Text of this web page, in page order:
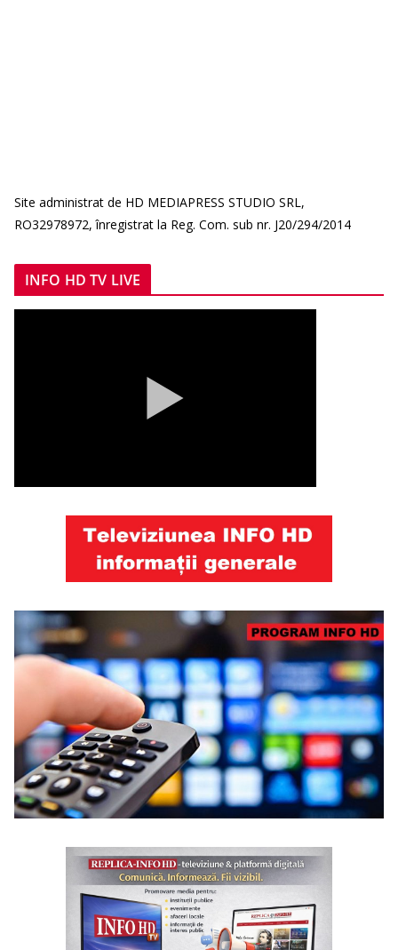
Site administrat de HD MEDIAPRESS STUDIO SRL,
RO32978972, înregistrat la Reg. Com. sub nr. J20/294/2014
INFO HD TV LIVE